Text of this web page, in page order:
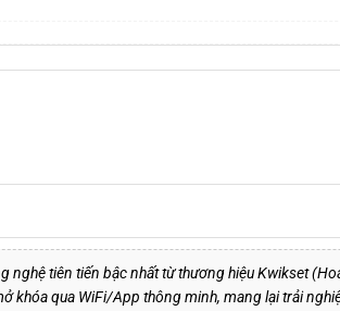
tiên tiến bậc nhất từ thương hiệu Kwikset
khóa qua WiFi/App thông minh, mang lại trải